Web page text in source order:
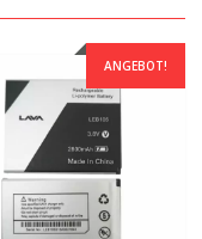
ANGEBOT!